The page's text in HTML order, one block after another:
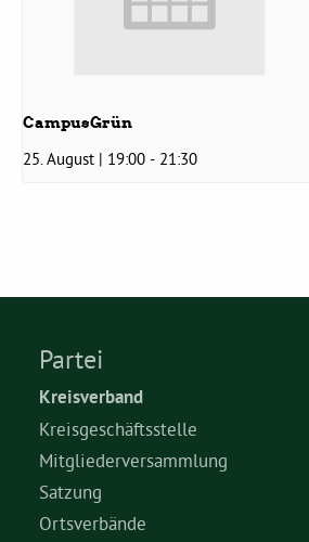
CampusGrün
Kontakt
CampusGrün
25. August | 19:00 - 21:30
Partei
Kreisverband
Kreisgeschäftsstelle
Mitgliederversammlung
Satzung
Ortsverbände